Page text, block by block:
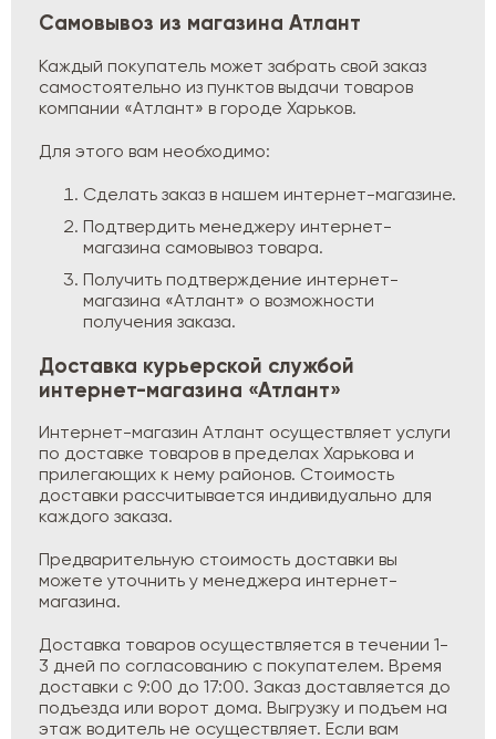
Самовывоз из магазина Атлант
Каждый покупатель может забрать свой заказ
самостоятельно из пунктов выдачи товаров
компании «Атлант» в городе Харьков.
Для этого вам необходимо:
Сделать заказ в нашем интернет-магазине.
Подтвердить менеджеру интернет-
магазина самовывоз товара.
Получить подтверждение интернет-
магазина «Атлант» о возможности
получения заказа.
Доставка курьерской службой
интернет-магазина «Атлант»
Интернет-магазин Атлант осуществляет услуги
по доставке товаров в пределах Харькова и
прилегающих к нему районов. Стоимость
доставки рассчитывается индивидуально для
каждого заказа.
Предварительную стоимость доставки вы
можете уточнить у менеджера интернет-
магазина.
Доставка товаров осуществляется в течении 1-
3 дней по согласованию с покупателем. Время
доставки с 9:00 до 17:00. Заказ доставляется до
подъезда или ворот дома. Выгрузку и подъем на
этаж водитель не осуществляет. Если вам